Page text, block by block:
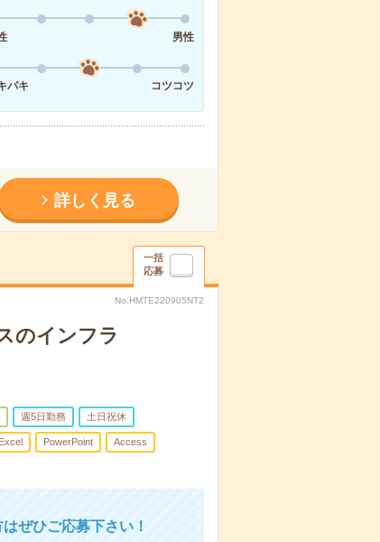
男性
パキ
コツコツ
詳しく見る
一括
応募
No.HMTE220905NT2
のインフラ
週5日勤務 土日祝休
Excel PowerPoint Access
ぜひご応募下さい！